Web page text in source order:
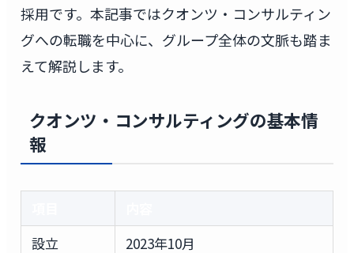
採用です。本記事ではクオンツ・コンサルティン
グへの転職を中心に、グループ全体の文脈も踏ま
えて解説します。
クオンツ・コンサルティングの基本情
報
設立
2023年10月